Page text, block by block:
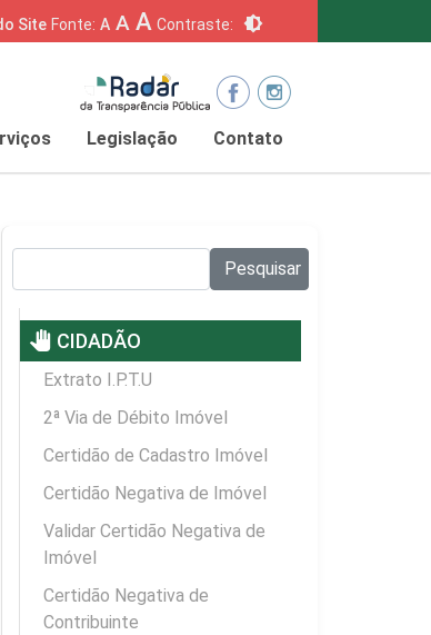
Site Fonte: A A A Contraste: brightness_6
Legislação Contato
Pesquisar
pan_tool CIDADÃO
Extrato I.P.T.U
2ª Via de Débito Imóvel
Certidão de Cadastro Imóvel
Certidão Negativa de Imóvel
Validar Certidão Negativa de
Imóvel
Certidão Negativa de
Contribuinte